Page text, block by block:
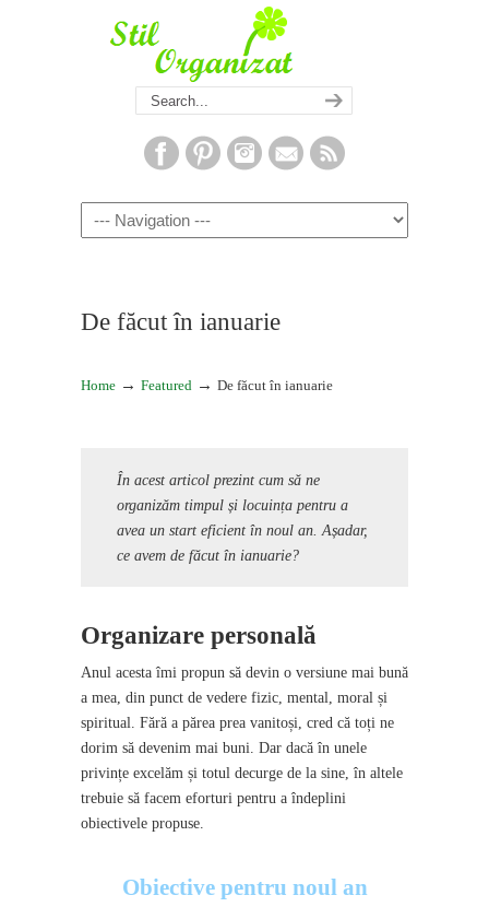
Navigation
De făcut în ianuarie
Home → Featured → De făcut în ianuarie
În acest articol prezint cum să ne
organizăm timpul și locuința pentru a
avea un start eficient în noul an. Așadar,
ce avem de făcut în ianuarie?
Organizare personală
Anul acesta îmi propun să devin o versiune mai bună
a mea, din punct de vedere fizic, mental, moral și
spiritual. Fără a părea prea vanitoși, cred că toți ne
dorim să devenim mai buni. Dar dacă în unele
privințe excelăm și totul decurge de la sine, în altele
trebuie să facem eforturi pentru a îndeplini
obiectivele propuse.
Obiective pentru noul an